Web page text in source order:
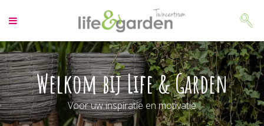
a
a
r
c
o
n
t
Welkom bij Life & Garden
Voor uw inspiratie en motivatie